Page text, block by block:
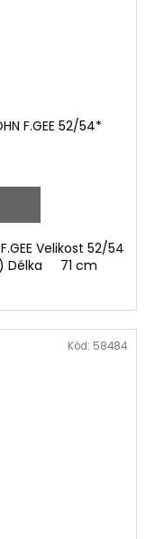
F.GEE 52/54*
Velikost 52/54
Délka 71 cm
Kód: 58484